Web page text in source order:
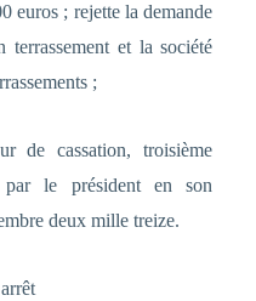
euros ; rejette la demande
et la société
;
cassation, troisième
le président en son
deux mille treize.